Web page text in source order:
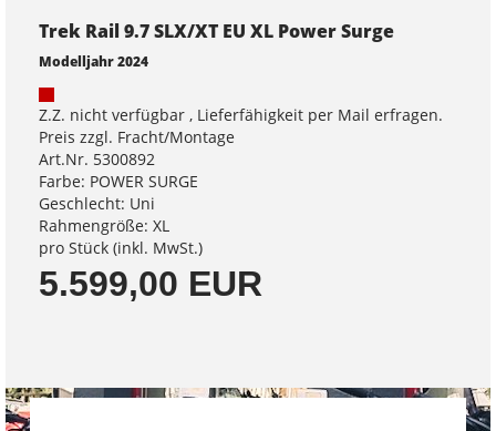
Trek Rail 9.7 SLX/XT EU XL Power Surge
Modelljahr 2024
Z.Z. nicht verfügbar , Lieferfähigkeit per Mail erfragen.
Preis zzgl. Fracht/Montage
Art.Nr. 5300892
Farbe: POWER SURGE
Geschlecht: Uni
Rahmengröße: XL
pro Stück (inkl. MwSt.)
5.599,00 EUR